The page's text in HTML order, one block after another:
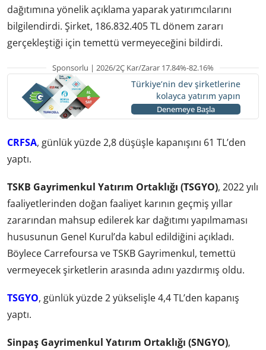
dağıtımına yönelik açıklama yaparak yatırımcılarını
bilgilendirdi. Şirket, 186.832.405 TL dönem zararı
gerçekleştiği için temettü vermeyeceğini bildirdi.
Sponsorlu | 2026/2Ç Kar/Zarar 17.84%-82.16%
Türkiye’nin dev şirketlerine
kolayca yatırım yapın
Denemeye Başla
CRFSA, günlük yüzde 2,8 düşüşle kapanışını 61 TL’den
yaptı.
TSKB Gayrimenkul Yatırım Ortaklığı (TSGYO), 2022 yılı
faaliyetlerinden doğan faaliyet karının geçmiş yıllar
zararından mahsup edilerek kar dağıtımı yapılmaması
hususunun Genel Kurul’da kabul edildiğini açıkladı.
Böylece Carrefoursa ve TSKB Gayrimenkul, temettü
vermeyecek şirketlerin arasında adını yazdırmış oldu.
TSGYO, günlük yüzde 2 yükselişle 4,4 TL’den kapanış
yaptı.
Sinpaş Gayrimenkul Yatırım Ortaklığı (SNGYO),